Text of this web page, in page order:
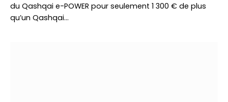
du Qashqai e-POWER pour seulement 1 300 € de plus
qu’un Qashqai…